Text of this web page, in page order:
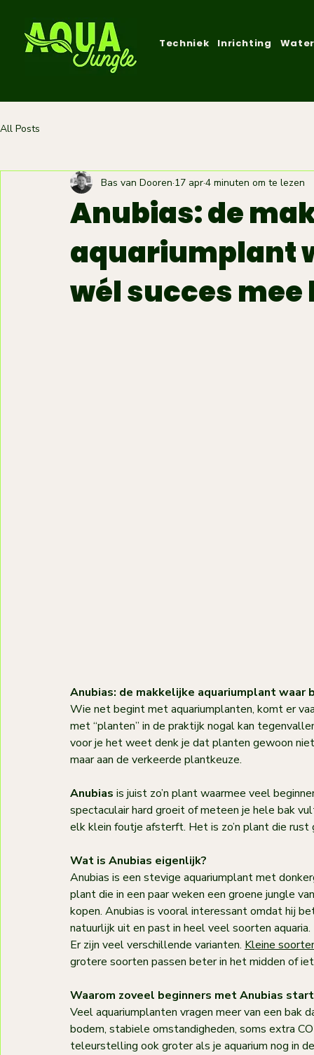
Techniek Inrichting
All Posts
Anubias: de
aquariumplant
wél succes mee
Bas van Dooren 17 apr4 minuten om te lezen
Anubias: de makkelijke aquariumplant waar
Wie net begint met aquariumplanten, komt er
met “planten” in de praktijk nogal kan
voor je het weet denk je dat planten gewoon
maar aan de verkeerde plantkeuze.
Anubias is juist zo’n plant waarmee veel
spectaculair hard groeit of meteen je hele bak
elk klein foutje afsterft. Het is zo’n plant die
Wat is Anubias eigenlijk?
Anubias is een stevige aquariumplant met
plant die in een paar weken een groene jungle
kopen. Anubias is vooral interessant omdat hij
natuurlijk uit en past in heel veel soorten aquaria.
Er zijn veel verschillende varianten. Kleine
grotere soorten passen beter in het midden of
Waarom zoveel beginners met Anubias
Veel aquariumplanten vragen meer van een bak
bodem, stabiele omstandigheden, soms extra
teleurstelling ook groter als je aquarium nog in